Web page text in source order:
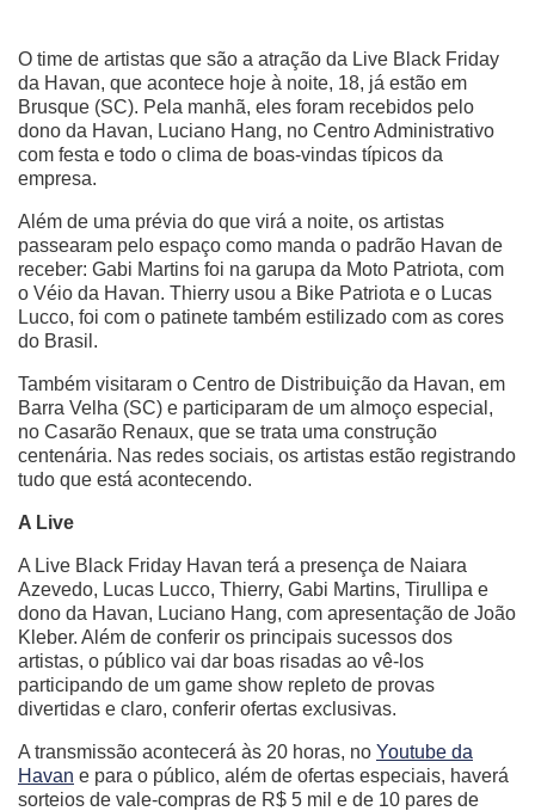
O time de artistas que são a atração da Live Black Friday
da Havan, que acontece hoje à noite, 18, já estão em
Brusque (SC). Pela manhã, eles foram recebidos pelo
dono da Havan, Luciano Hang, no Centro Administrativo
com festa e todo o clima de boas-vindas típicos da
empresa.
Além de uma prévia do que virá a noite, os artistas
passearam pelo espaço como manda o padrão Havan de
receber: Gabi Martins foi na garupa da Moto Patriota, com
o Véio da Havan. Thierry usou a Bike Patriota e o Lucas
Lucco, foi com o patinete também estilizado com as cores
do Brasil.
Também visitaram o Centro de Distribuição da Havan, em
Barra Velha (SC) e participaram de um almoço especial,
no Casarão Renaux, que se trata uma construção
centenária. Nas redes sociais, os artistas estão registrando
tudo que está acontecendo.
A Live
A Live Black Friday Havan terá a presença de Naiara
Azevedo, Lucas Lucco, Thierry, Gabi Martins, Tirullipa e
dono da Havan, Luciano Hang, com apresentação de João
Kleber. Além de conferir os principais sucessos dos
artistas, o público vai dar boas risadas ao vê-los
participando de um game show repleto de provas
divertidas e claro, conferir ofertas exclusivas.
A transmissão acontecerá às 20 horas, no Youtube da
Havan e para o público, além de ofertas especiais, haverá
sorteios de vale-compras de R$ 5 mil e de 10 pares de